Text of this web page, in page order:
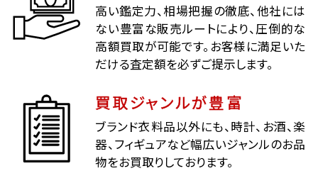
高い鑑定力、相場把握の徹底、他社には
ない豊富な販売ルートにより、圧倒的な
高額買取が可能です。お客様に満足いた
だける査定額を必ずご提示します。
買取ジャンルが豊富
ブランド衣料品以外にも、時計、お酒、楽
器、フィギュアなど幅広いジャンルのお品
物をお買取りしております。